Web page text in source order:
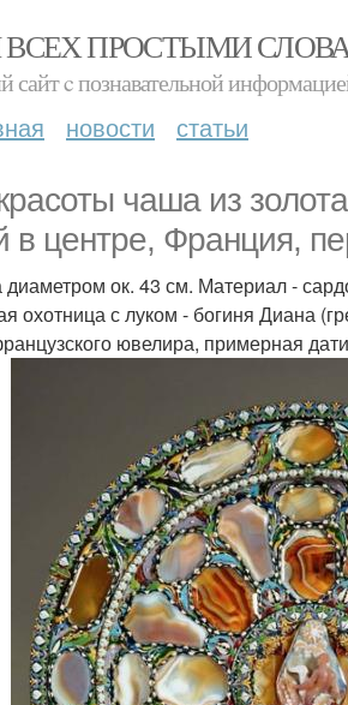
ВСЕХ ПРОСТЫМИ
сайт c познавательной
новости статьи
чаша из
в центре, Франция,
ок. 43 см. Материал -
охотница с луком - богиня Диана
ювелира, примерная